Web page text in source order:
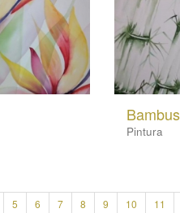
Bambus
Pintura
5 6 7 8 9 10
11